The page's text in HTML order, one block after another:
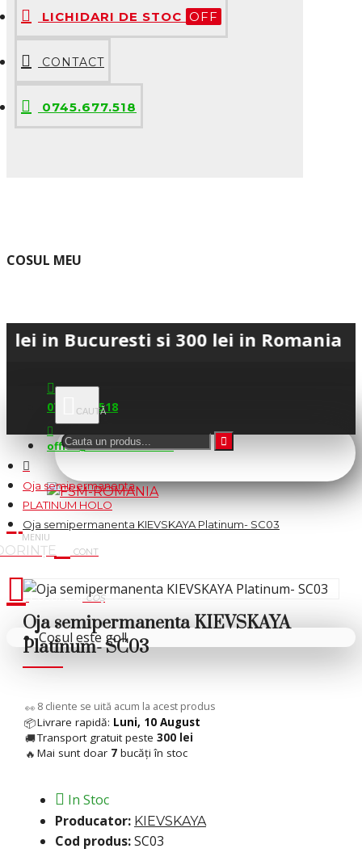
LICHIDARI DE STOC OFF
CONTACT
0745.677.518
COSUL MEU
si 300 lei in Romania • 💳
0745.677.518
office@fsm-romania.ro
Cosul tau
Coșul este gol!
Oja semipermanenta
PLATINUM HOLO
Oja semipermanenta KIEVSKAYA Platinum- SC03
Oja semipermanenta KIEVSKAYA
Platinum- SC03
👀 7 cliente se uită acum la acest produs
📦Livrare rapidă: Luni, 10 August
🚚Transport gratuit peste 300 lei
🔥 Mai sunt doar 7 bucăți în stoc
In Stoc
Producator: KIEVSKAYA
Cod produs:SC03